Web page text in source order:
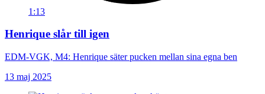
1:13
Henrique slår till igen
EDM-VGK, M4: Henrique säter pucken mellan sina egna ben
13 maj 2025